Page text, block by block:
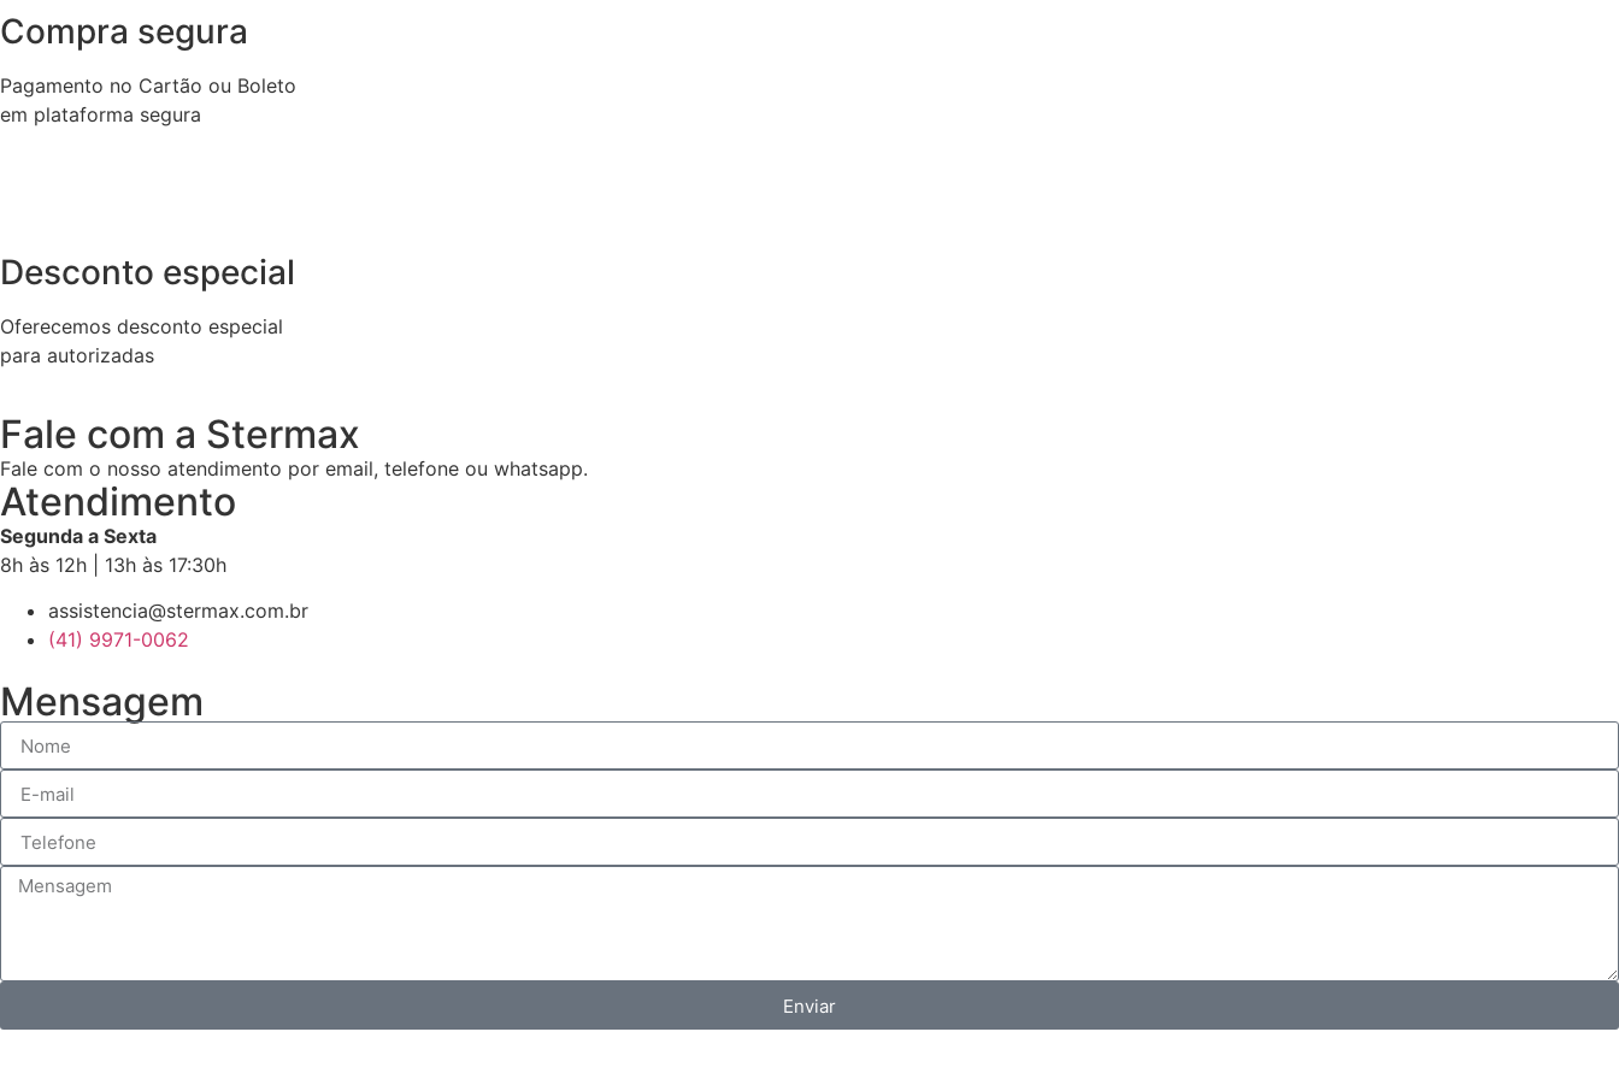
Compra segura
Pagamento no Cartão ou Boleto
em plataforma segura
Desconto especial
Oferecemos desconto especial
para autorizadas
Fale com a Stermax
Fale com o nosso atendimento por email, telefone ou whatsapp.
Atendimento
Segunda a Sexta
8h às 12h | 13h às 17:30h
assistencia@stermax.com.br
(41) 9971-0062
Mensagem
Enviar